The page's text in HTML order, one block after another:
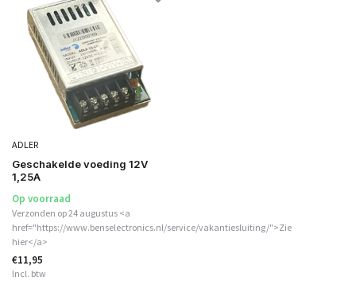
ADLER
Geschakelde voeding 12V
1,25A
Op voorraad
Verzonden op 24 augustus <a
href="https://www.benselectronics.nl/service/vakantiesluiting/">Zie
hier</a>
€11,95
Incl. btw